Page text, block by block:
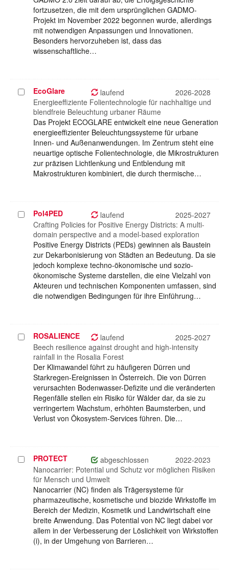
fortzusetzen, die mit dem ursprünglichen GADMO-
Projekt im November 2022 begonnen wurde, allerdings
mit notwendigen Anpassungen und Innovationen.
Besonders hervorzuheben ist, dass das
wissenschaftliche…
Projekt
auswählen
EcoGlare laufend
2026-2028
Energieeffiziente Folientechnologie für nachhaltige und
blendfreie Beleuchtung urbaner Räume
Das Projekt ECOGLARE entwickelt eine neue Generation
energieeffizienter Beleuchtungssysteme für urbane
Innen- und Außenanwendungen. Im Zentrum steht eine
neuartige optische Folientechnologie, die Mikrostrukturen
zur präzisen Lichtlenkung und Entblendung mit
Makrostrukturen kombiniert, die durch thermische…
Projekt
auswählen
Pol4PED laufend
2025-2027
Crafting Policies for Positive Energy Districts: A multi-
domain perspective and a model-based exploration
Positive Energy Districts (PEDs) gewinnen als Baustein
zur Dekarbonisierung von Städten an Bedeutung. Da sie
jedoch komplexe techno-ökonomische und sozio-
ökonomische Systeme darstellen, die eine Vielzahl von
Akteuren und technischen Komponenten umfassen, sind
die notwendigen Bedingungen für ihre Einführung…
Projekt
auswählen
ROSALIENCE laufend
2025-2027
Beech resilience against drought and high-intensity
rainfall in the Rosalia Forest
Der Klimawandel führt zu häufigeren Dürren und
Starkregen-Ereignissen in Österreich. Die von Dürren
verursachten Bodenwasser-Defizite und die veränderten
Regenfälle stellen ein Risiko für Wälder dar, da sie zu
verringertem Wachstum, erhöhten Baumsterben, und
Verlust von Ökosystem-Services führen. Die…
Projekt
auswählen
PROTECT abgeschlossen
2022-2023
Nanocarrier: Potential und Schutz vor möglichen Risiken
für Mensch und Umwelt
Nanocarrier (NC) finden als Trägersysteme für
pharmazeutische, kosmetische und biozide Wirkstoffe im
Bereich der Medizin, Kosmetik und Landwirtschaft eine
breite Anwendung. Das Potential von NC liegt dabei vor
allem in der Verbesserung der Löslichkeit von Wirkstoffen
(i), in der Umgehung von Barrieren…